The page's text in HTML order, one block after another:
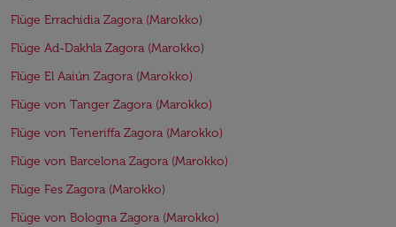
Flüge Errachidia Zagora (Marokko)
Flüge Ad-Dakhla Zagora (Marokko)
Flüge El Aaiún Zagora (Marokko)
Flüge von Tanger Zagora (Marokko)
Flüge von Teneriffa Zagora (Marokko)
Flüge von Barcelona Zagora (Marokko)
Flüge Fes Zagora (Marokko)
Flüge von Bologna Zagora (Marokko)